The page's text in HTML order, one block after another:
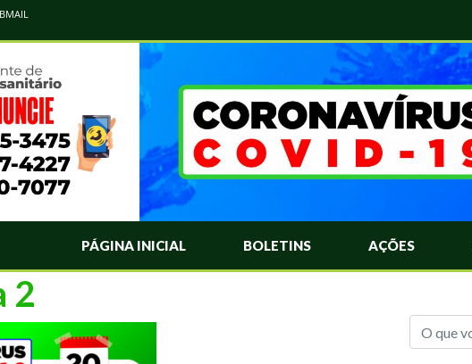
PÁGINA INICIAL BOLETINS AÇÕES
2